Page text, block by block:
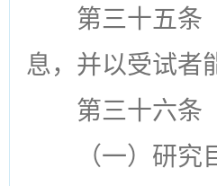
第三十五条
息，并以受试者
第三十六条
（一）研